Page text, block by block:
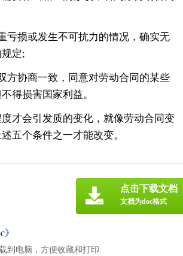
亏损或发生不可抗力的情况，确实无
定;
方协商一致，同意对劳动合同的某些
得损害国家利益。
才会引发质的变化，就像劳动合同变
五个条件之一才能改变。
到电脑，方便收藏和打印
点击下载文档
文档为doc格式